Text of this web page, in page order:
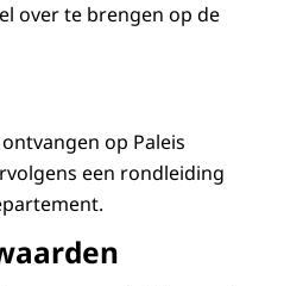
over te brengen op de
op Paleis
een rondleiding